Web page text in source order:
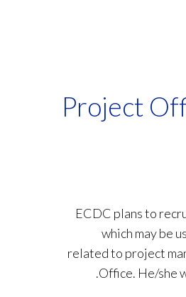
Project
ECDC plans to
which may be
related to project
Office. He/she